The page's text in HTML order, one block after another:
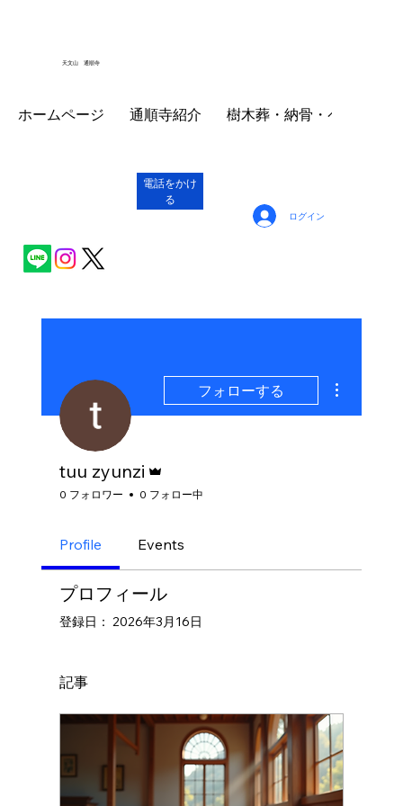
天文山 通順寺
ホームページ 通順寺紹介 樹木葬・納骨・ペット墓
電話をかけ
る
ログイン
フォローする
tuu zyunzi
0 フォロワー 0 フォロー中
Profile Events
プロフィール
登録日： 2026年3月16日
記事